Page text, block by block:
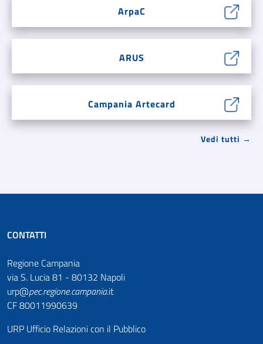
ArpaC
ARUS
Campania Artecard
Vedi tutti →
CONTATTI
Regione Campania
via S. Lucia 81 - 80132 Napoli
urp@pec.regione.campania.it
CF 80011990639
URP Ufficio Relazioni con il Pubblico